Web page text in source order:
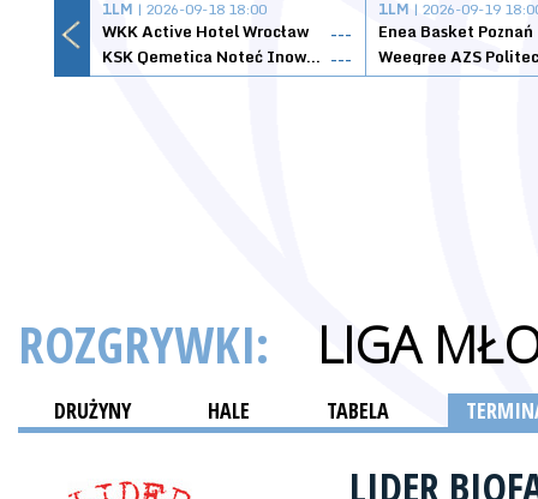
1LM | 2026-09-18 18:00
WKK Active Hotel Wrocław
---
KSK Qemetica Noteć Inowrocław ---
1LM | 2026-09-19
Enea Basket Poznań
ROZGRYWKI: LIGA
DRUŻYNY HALE TABELA
LIDER